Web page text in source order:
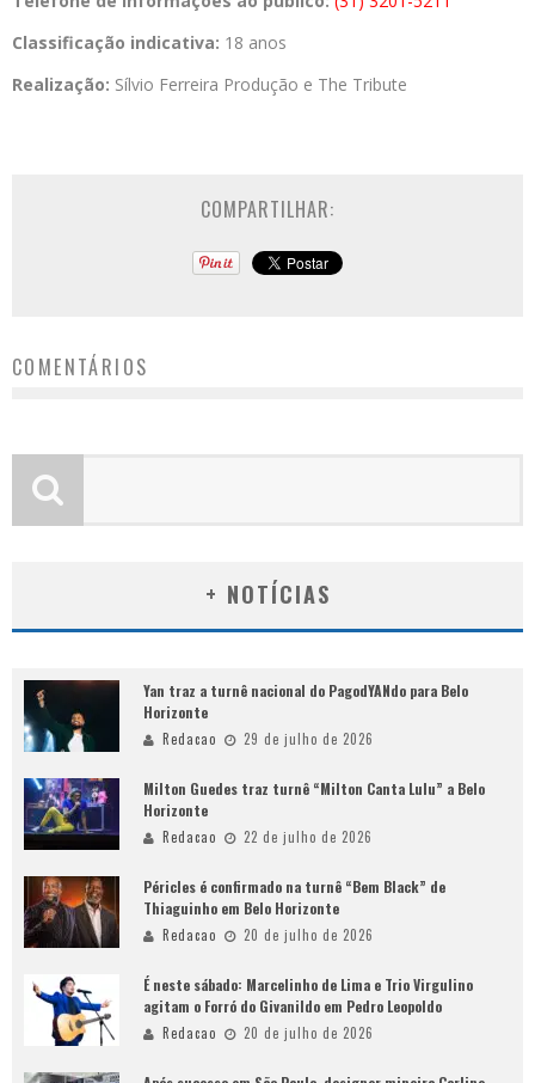
Classificação indicativa: 18 anos
Realização: Sílvio Ferreira Produção e The Tribute
COMPARTILHAR:
COMENTÁRIOS
+ NOTÍCIAS
Yan traz a turnê nacional do PagodYANdo para Belo
Horizonte
Redacao 29 de julho de 2026
Milton Guedes traz turnê “Milton Canta Lulu” a Belo
Horizonte
Redacao 22 de julho de 2026
Péricles é confirmado na turnê “Bem Black” de
Thiaguinho em Belo Horizonte
Redacao 20 de julho de 2026
É neste sábado: Marcelinho de Lima e Trio Virgulino
agitam o Forró do Givanildo em Pedro Leopoldo
Redacao 20 de julho de 2026